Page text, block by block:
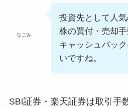
なごみ
投資先として人
株の買付・売却
キャッシュバッ
いですね。
SBI証券・楽天証券は取引手